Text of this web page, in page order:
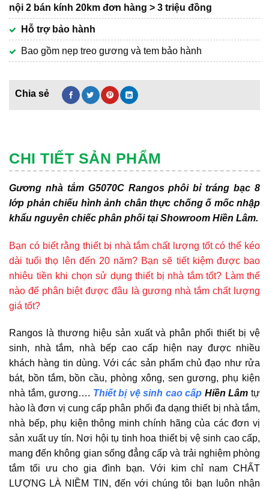
nội 2 bán kính 20km đơn hàng > 3 triệu đồng
Hỗ trợ bảo hành
Bao gồm nẹp treo gương và tem bảo hành
CHI TIẾT SẢN PHẨM
Gương nhà tắm G5070C Rangos phôi bỉ tráng bạc 8
lớp phản chiếu hình ảnh chân thực chống ố mốc nhập
khẩu nguyên chiếc phân phối tại Showroom Hiền Lâm.
Bạn có biết rằng thiết bị nhà tắm chất lượng tốt có thể kéo
dài tuổi thọ lên đến 20 năm? Bạn sẽ tiết kiệm được bao
nhiêu tiền khi chọn sử dụng thiết bị nhà tắm tốt? Làm thế
nào để phân biệt được đâu là gương nhà tắm chất lượng
giá tốt?
Rangos là thương hiệu sản xuất và phân phối thiết bị vệ
sinh, nhà tắm, nhà bếp cao cấp hiện nay được nhiều
khách hàng tin dùng. Với các sản phẩm chủ đạo như rửa
bát, bồn tắm, bồn cầu, phòng xông, sen gương, phụ kiện
nhà tắm, gương…. Thiết bị vệ sinh cao cấp Hiền Lâm tự
hào là đơn vị cung cấp phân phối đa dạng thiết bị nhà tắm,
nhà bếp, phụ kiện thông minh chính hãng của các đơn vị
sản xuất uy tín. Nơi hội tụ tinh hoa thiết bị vệ sinh cao cấp,
mang đến không gian sống đẳng cấp và trải nghiệm phòng
tắm tối ưu cho gia đình bạn. Với kim chỉ nam CHẤT
LƯỢNG LÀ NIỀM TIN, đến với chúng tôi bạn luôn nhận